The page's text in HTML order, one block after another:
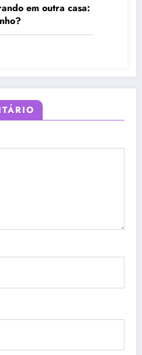
em outra casa: